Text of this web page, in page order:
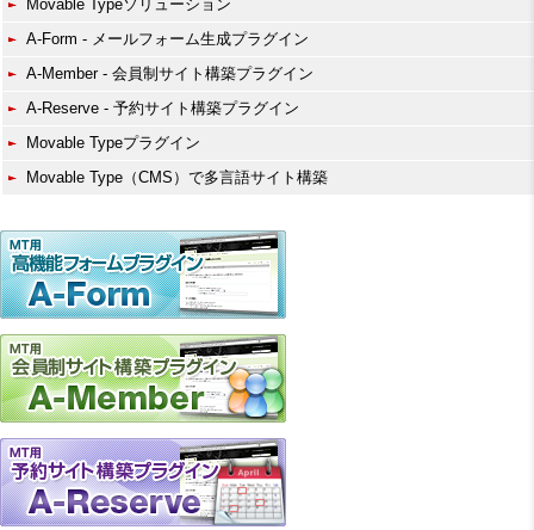
Movable Typeソリューション
A-Form - メールフォーム生成プラグイン
A-Member - 会員制サイト構築プラグイン
A-Reserve - 予約サイト構築プラグイン
Movable Typeプラグイン
Movable Type（CMS）で多言語サイト構築